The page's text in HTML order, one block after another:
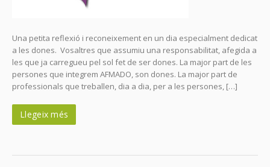
Una petita reflexió i reconeixement en un dia especialment dedicat
a les dones. Vosaltres que assumiu una responsabilitat, afegida a
les que ja carregueu pel sol fet de ser dones. La major part de les
persones que integrem AFMADO, son dones. La major part de
professionals que treballen, dia a dia, per a les persones, […]
Llegeix més